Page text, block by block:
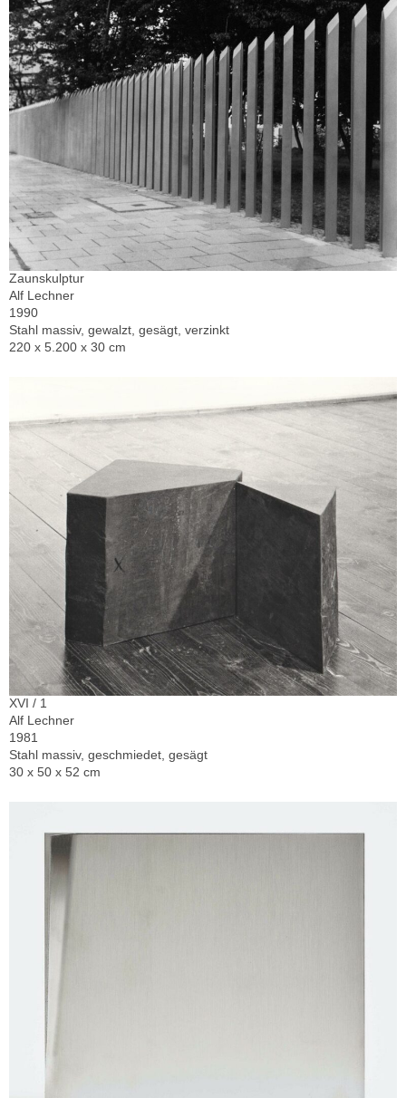
Zaunskulptur
Alf Lechner
1990
Stahl massiv, gewalzt, gesägt, verzinkt
220 x 5.200 x 30 cm
XVI / 1
Alf Lechner
1981
Stahl massiv, geschmiedet, gesägt
30 x 50 x 52 cm